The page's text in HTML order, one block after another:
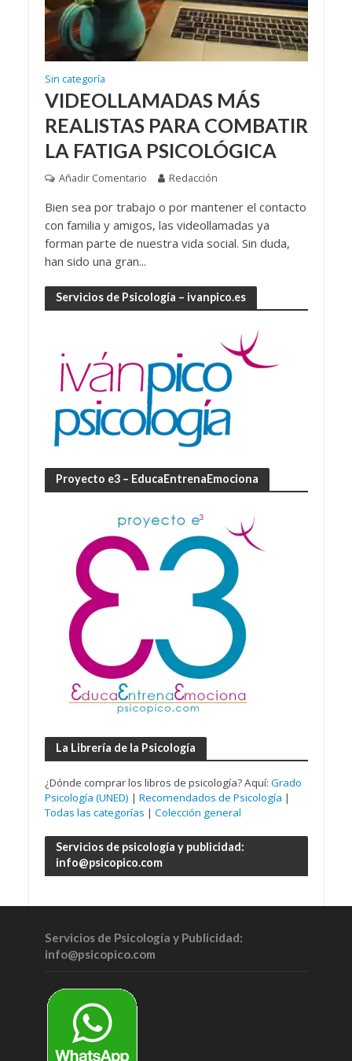
Sin categoría
VIDEOLLAMADAS MÁS
REALISTAS PARA COMBATIR
LA FATIGA PSICOLÓGICA
Añadir Comentario Redacción
Bien sea por trabajo o por mantener el contacto
con familia y amigos, las videollamadas ya
forman parte de nuestra vida social. Sin duda,
han sido una gran...
Servicios de Psicología – ivanpico.es
Proyecto e3 – EducaEntrenaEmociona
La Librería de la Psicología
¿Dónde comprar los libros de psicología? Aquí: Grado
Psicología (UNED) | Recomendados de Psicología |
Todas las categorías | Colección general
Servicios de psicología y publicidad:
info@psicopico.com
Servicios de Psicología y Publicidad:
info@psicopico.com